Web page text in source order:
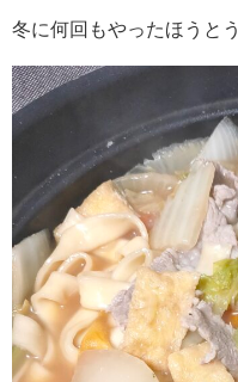
冬に何回もやったほうと